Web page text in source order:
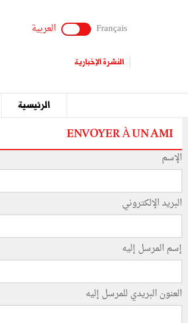
Français العربية
النشرة الإخبارية
الرئيسية
ENVOYER À UN AMI
الإسم
البريد الإلكتروني
إسم المرسل إليه
العنون البريدي للمرسل إليه